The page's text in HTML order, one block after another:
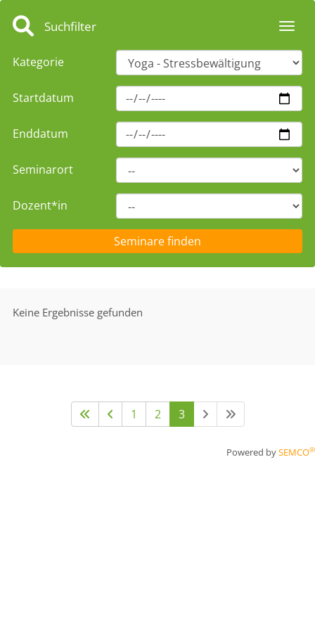
Suchfilter
Kategorie
Startdatum
Enddatum
Seminarort
Dozent*in
Keine Ergebnisse gefunden
1 2 3
Powered bySEMCO®